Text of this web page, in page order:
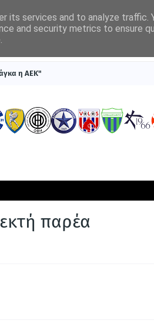
η ΑΕΚ"
παρέα
its services and to analyze traffic.
and security metrics to ensure